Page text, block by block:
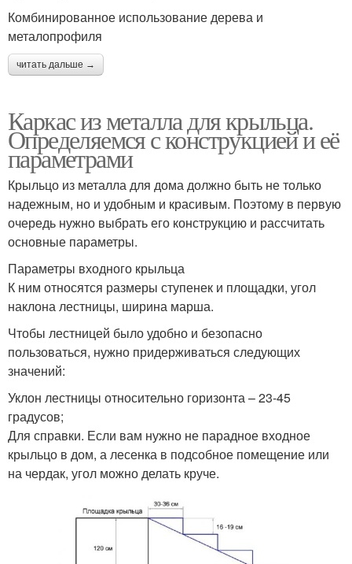
Комбинированное использование дерева и
металопрофиля
читать дальше →
Каркас из металла для крыльца.
Определяемся с конструкцией и её
параметрами
Крыльцо из металла для дома должно быть не только
надежным, но и удобным и красивым. Поэтому в первую
очередь нужно выбрать его конструкцию и рассчитать
основные параметры.
Параметры входного крыльца
К ним относятся размеры ступенек и площадки, угол
наклона лестницы, ширина марша.
Чтобы лестницей было удобно и безопасно
пользоваться, нужно придерживаться следующих
значений:
Уклон лестницы относительно горизонта – 23-45
градусов;
Для справки. Если вам нужно не парадное входное
крыльцо в дом, а лесенка в подсобное помещение или
на чердак, угол можно делать круче.